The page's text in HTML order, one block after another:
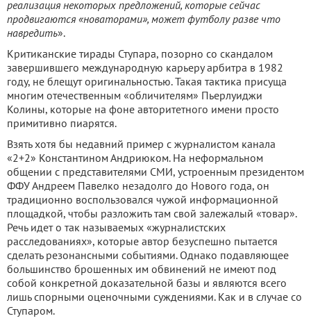
реализация некоторых предложений, которые сейчас
продвигаются «новаторами», может футболу разве что
навредить».
Критиканские тирады Ступара, позорно со скандалом
завершившего международную карьеру арбитра в 1982
году, не блещут оригинальностью. Такая тактика присуща
многим отечественным «обличителям» Пьерлуиджи
Колины, которые на фоне авторитетного имени просто
примитивно пиарятся.
Взять хотя бы недавний пример с журналистом канала
«2+2» Константином Андриюком. На неформальном
общении с представителями СМИ, устроенным президентом
ФФУ Андреем Павелко незадолго до Нового года, он
традиционно воспользовался чужой информационной
площадкой, чтобы разложить там свой залежалый «товар».
Речь идет о так называемых «журналистских
расследованиях», которые автор безуспешно пытается
сделать резонансными событиями. Однако подавляющее
большинство брошенных им обвинений не имеют под
собой конкретной доказательной базы и являются всего
лишь спорными оценочными суждениями. Как и в случае со
Ступаром.